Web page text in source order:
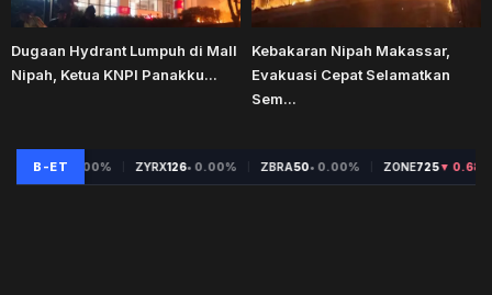
Dugaan Hydrant Lumpuh di Mall
Nipah, Ketua KNPI Panakku...
Kebakaran Nipah Makassar,
Evakuasi Cepat Selamatkan
Sem...